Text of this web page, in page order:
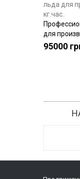
для
95000